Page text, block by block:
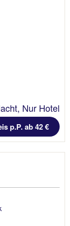
Nur Hotel
p.P. ab 42 €